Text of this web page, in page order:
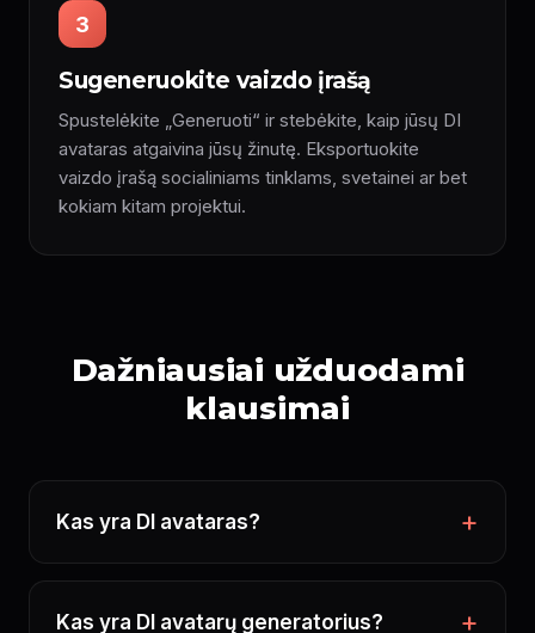
3
Sugeneruokite vaizdo įrašą
Spustelėkite „Generuoti“ ir stebėkite, kaip jūsų DI
avataras atgaivina jūsų žinutę. Eksportuokite
vaizdo įrašą socialiniams tinklams, svetainei ar bet
kokiam kitam projektui.
Dažniausiai užduodami
klausimai
Kas yra DI avataras?
Kas yra DI avatarų generatorius?